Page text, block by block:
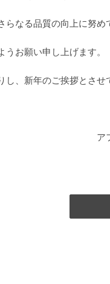
なる品質の向上に努め
うお願い申し上げます。
、新年のご挨拶とさせ
ア